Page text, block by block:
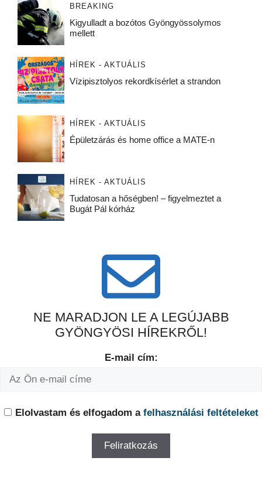
BREAKING
Kigyulladt a bozótos Gyöngyössolymos
mellett
HÍREK - AKTUÁLIS
Vízipisztolyos rekordkísérlet a strandon
HÍREK - AKTUÁLIS
Épületzárás és home office a MATE-n
HÍREK - AKTUÁLIS
Tudatosan a hőségben! – figyelmeztet a
Bugát Pál kórház
NE MARADJON LE A LEGÚJABB
GYÖNGYÖSI HÍREKRŐL!
E-mail cím:
Elolvastam és elfogadom a felhasználási feltételeket